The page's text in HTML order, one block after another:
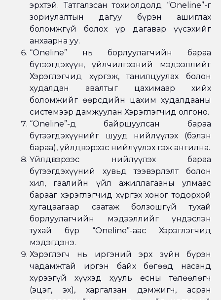
эрхтэй. Татгалзсан тохиолдолд “Oneline”-г
зориулалтын дагуу бүрэн ашиглах
боломжгүй болох үр дагавар үүсэхийг
анхаарна уу.
“Oneline” нь борлуулагчийн бараа
бүтээгдэхүүн, үйлчилгээний мэдээллийг
Хэрэглэгчид хүргэж, танилцуулах болон
худалдан авалтыг цахимаар хийх
боломжийг өөрсдийн цахим худалдааны
системээр дамжуулан Хэрэглэгчид олгоно.
“Oneline”-д байршуулсан бараа
бүтээгдэхүүнийг шууд нийлүүлэх (бэлэн
бараа), үйлдвэрээс нийлүүлэх гэж ангилна.
Үйлдвэрээс нийлүүлэх бараа
бүтээгдэхүүний хувьд тээвэрлэлт болон
хил, гаалийн үйл ажиллагааны улмаас
барааг хэрэглэгчид хүргэх хоног тодорхой
хугацаагаар саатаж болзошгүй тухай
борлуулагчийн мэдээллийг үндэслэн
тухай бүр “Oneline”-аас Хэрэглэгчид
мэдэгдэнэ.
Хэрэглэгч нь иргэний эрх зүйн бүрэн
чадамжтай иргэн байх бөгөөд насанд
хүрээгүй хүүхэд хууль ёсны төлөөлөгч
(эцэг, эх), харгалзан дэмжигч, асран